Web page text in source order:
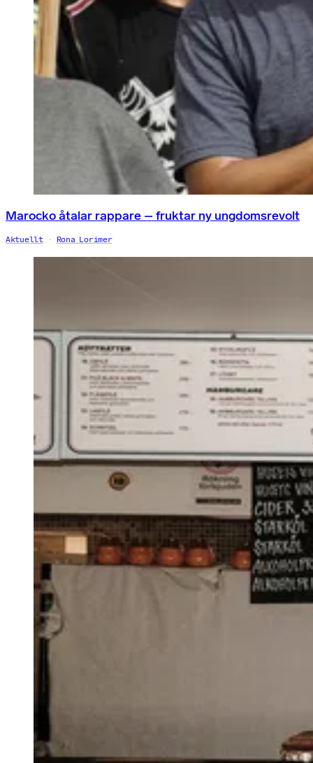
Marocko åtalar rappare – fruktar ny ungdomsrevolt
Aktuellt Rona Lorimer